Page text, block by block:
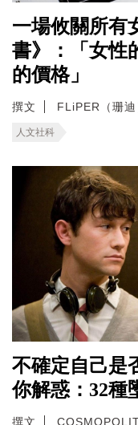
一場攸關所有
書》：「女性
的價格」
撰文 FLiPER（珊迪
人文社科
不確定自己是
你解惑：32種
撰文